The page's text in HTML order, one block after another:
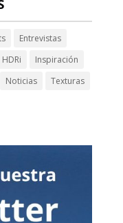
Entrevistas
HDRi
Inspiración
Noticias
Texturas